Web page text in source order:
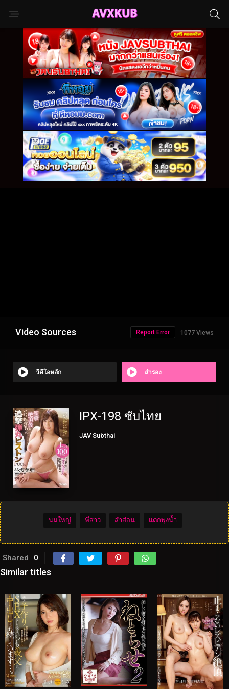
Video Sources 1077 Views
Report Error
วีดีโอหลัก สำรอง
IPX-198 ซับไทย
JAV Subthai
นมใหญ่ พี่สาว สำส่อน แตกพุ่งน้ำ
Shared 0
Similar titles